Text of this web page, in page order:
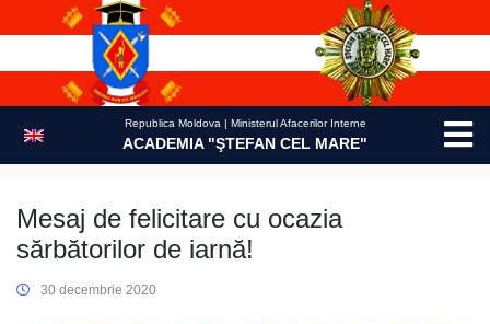
Republica Moldova | Ministerul Afacerilor Interne
ACADEMIA "ŞTEFAN CEL MARE"
Mesaj de felicitare cu ocazia
sărbătorilor de iarnă!
30 decembrie 2020